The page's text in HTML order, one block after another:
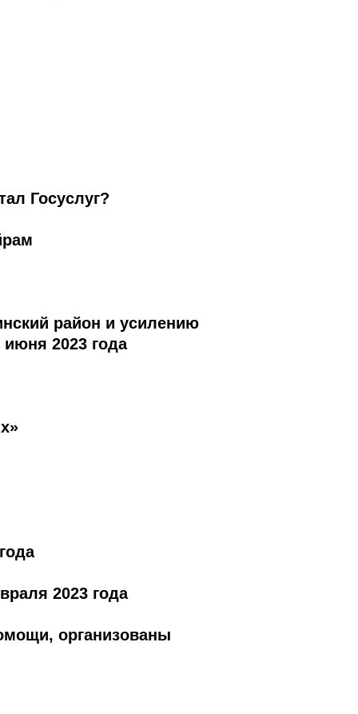
Госуслуг?
район и усилению
2023 года
2023 года
организованы